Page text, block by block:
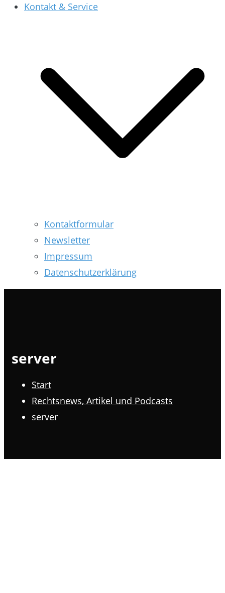
Kontakt & Service
Kontaktformular
Newsletter
Impressum
Datenschutzerklärung
server
Start
Rechtsnews, Artikel und Podcasts
server